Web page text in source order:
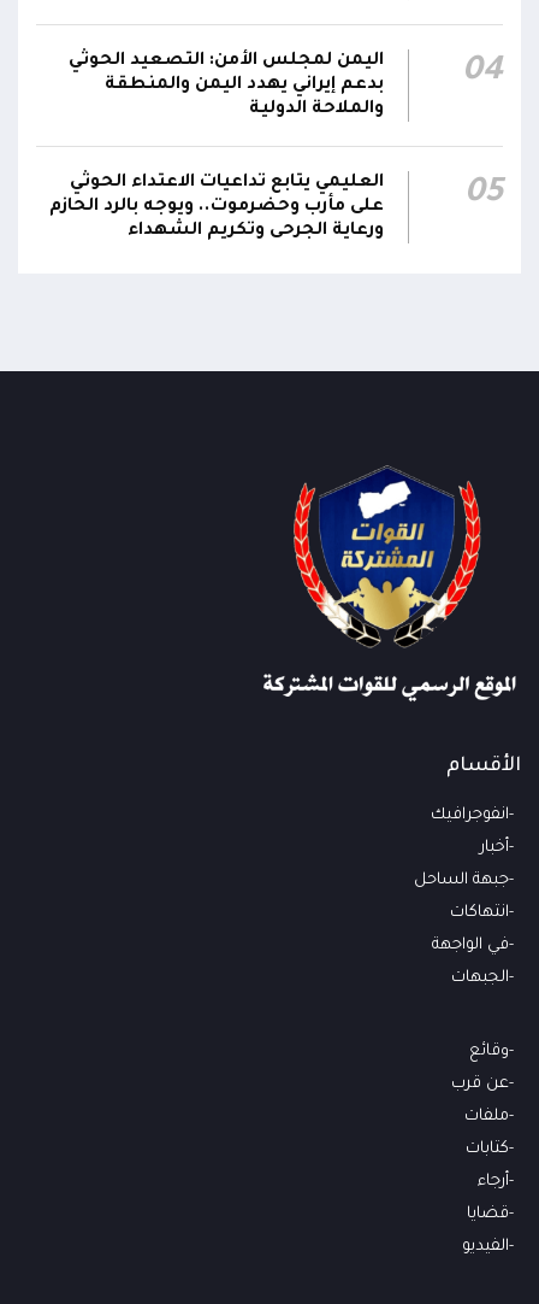
04
اليمن لمجلس الأمن: التصعيد الحوثي
بدعم إيراني يهدد اليمن والمنطقة
والملاحة الدولية
05
العليمي يتابع تداعيات الاعتداء الحوثي
على مأرب وحضرموت.. ويوجه بالرد الحازم
ورعاية الجرحى وتكريم الشهداء
الأقسام
انفوجرافيك
أخبار
جبهة الساحل
انتهاكات
في الواجهة
الجبهات
وقائع
عن قرب
ملفات
كتابات
أرجاء
قضايا
الفيديو